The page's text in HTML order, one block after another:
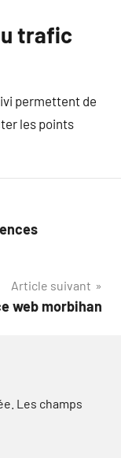
trafic
permettent de
les points
Article suivant
web morbihan
Les champs